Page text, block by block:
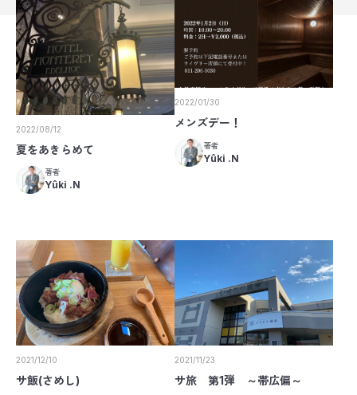
2022/08/12
夏をあきらめて
著者
Yûki .N
2022/01/30
メンズデー！
著者
Yûki .N
2021/12/10
サ飯(さめし)
2021/11/23
サ旅 第1弾 ～帯広偏～